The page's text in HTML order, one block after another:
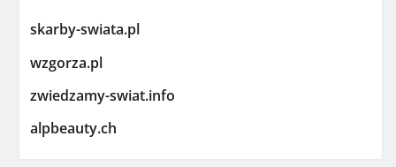
skarby-swiata.pl
wzgorza.pl
zwiedzamy-swiat.info
alpbeauty.ch